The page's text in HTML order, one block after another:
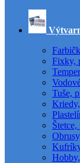
Fixky,
Tuše,